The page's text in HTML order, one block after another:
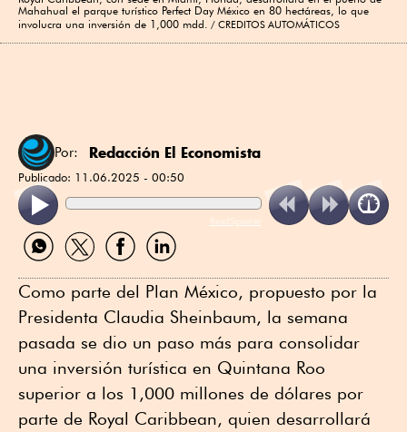
Mahahual el parque turístico Perfect Day México en 80 hectáreas, lo que
involucra una inversión de 1,000 mdd.
CREDITOS AUTOMÁTICOS
Por: Redacción El Economista
Publicado: 11.06.2025 - 00:50
ReadSpeaker
Compartir
por
Compartir
por
Compartir
por
Compartir
por
Como parte del Plan México, propuesto por la
Presidenta Claudia Sheinbaum, la semana
pasada se dio un paso más para consolidar
una inversión turística en Quintana Roo
superior a los 1,000 millones de dólares por
parte de Royal Caribbean, quien desarrollará